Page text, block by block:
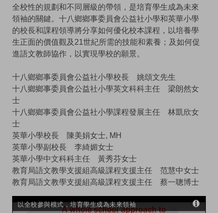
全校性的規劃和不同層級的帶領，是培育學生成為未來
領袖的關鍵。十八鄉鄉事委員會公益社小學和英華小學
的校長和課程領導將分享如何優化校本課程，以培養學
生正面的價值觀及21世紀所需的技能和素養；及如何促
進語文教師協作，以實現學校的願景。
十八鄉鄉事委員會公益社小學校長 姚頌文先生
十八鄉鄉事委員會公益社小學英文科科主任 梁朗然女
士
十八鄉鄉事委員會公益社小學課程發展主任 林凱欣女
士
英華小學校長 陳美娟女士, MH
英華小學副校長 李綺媚女士
英華小學中文科科主任 黃秀芬女士
教育局語文教學支援組高級課程支援主任 范慧中女士
教育局語文教學支援組高級課程支援主任 蔡一聰博士